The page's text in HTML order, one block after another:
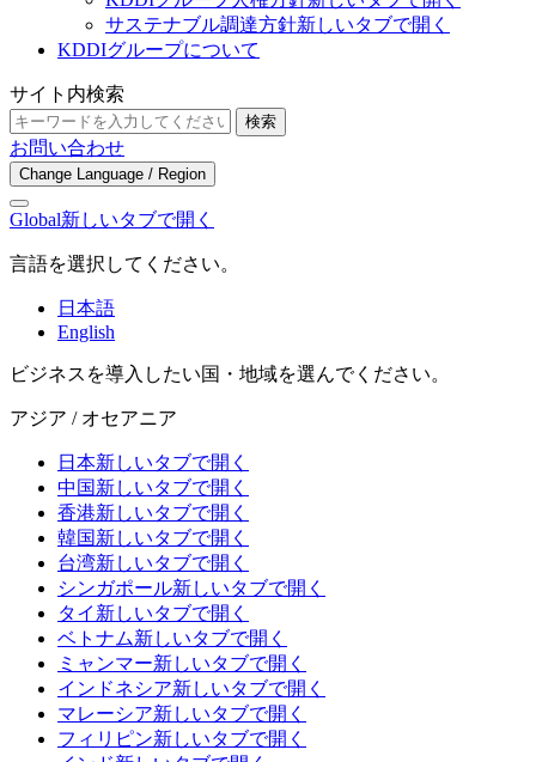
サステナブル調達方針新しいタブで開く
KDDIグループについて
サイト内検索
検索
お問い合わせ
Change Language / Region
Global新しいタブで開く
言語を選択してください。
日本語
English
ビジネスを導入したい国・地域を選んでください。
アジア / オセアニア
日本新しいタブで開く
中国新しいタブで開く
香港新しいタブで開く
韓国新しいタブで開く
台湾新しいタブで開く
シンガポール新しいタブで開く
タイ 新しいタブで開く
ベトナム新しいタブで開く
ミャンマー新しいタブで開く
インドネシア新しいタブで開く
マレーシア新しいタブで開く
フィリピン新しいタブで開く